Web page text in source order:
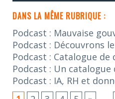
DANS LA MÊME RUBRIQUE :
Podcast : Mauvaise
Podcast : Découvrons
Podcast : Catalogue de
Podcast : Un
Podcast : IA, RH et